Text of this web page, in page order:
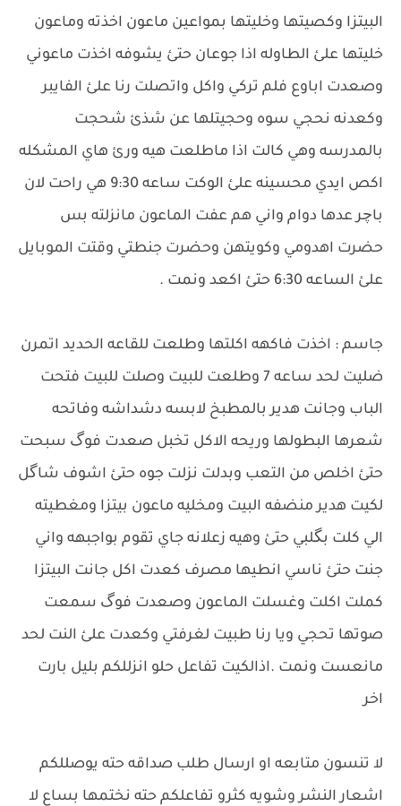
البيتزا وكصيتها وخليتها بمواعين ماعون اخذته وماعون
خليتها علئ الطاوله اذا جوعان حتئ يشوفه اخذت ماعوني
وصعدت اباوع فلم تركي واكل واتصلت رنا علئ الفايبر
وكعدنه نحجي سوه وحجيتلها عن شذئ شحجت
بالمدرسه وهي كالت اذا ماطلعت هيه ورئ هاي المشكله
اكص ايدي محسينه علئ الوكت ساعه 9:30 هي راحت لان
باچر عدها دوام واني هم عفت الماعون مانزلته بس
حضرت اهدومي وكويتهن وحضرت جنطتي وقتت الموبايل
علئ الساعه 6:30 حتئ اكعد ونمت .
جاسم : اخذت فاكهه اكلتها وطلعت للقاعه الحديد اتمرن
ضليت لحد ساعه 7 وطلعت للبيت وصلت للبيت فتحت
الباب وجانت هدير بالمطبخ لابسه دشداشه وفاتحه
شعرها البطولها وريحه الاكل تخبل صعدت فوگ سبحت
حتئ اخلص من التعب وبدلت نزلت جوه حتئ اشوف شاگل
لكيت هدير منضفه البيت ومخليه ماعون بيتزا ومغطيته
الي كلت بگلبي حتئ وهيه زعلانه جاي تقوم بواجبهه واني
جنت حتئ ناسي انطيها مصرف كعدت اكل جانت البيتزا
كملت اكلت وغسلت الماعون وصعدت فوگ سمعت
صوتها تحجي ويا رنا طبيت لغرفتي وكعدت علئ النت لحد
مانعست ونمت .اذالكيت تفاعل حلو انزللكم بليل بارت
اخر
لا تنسون متابعه او ارسال طلب صداقه حته يوصللكم
اشعار النشر وشويه كثرو تفاعلكم حته نختمها بساع لا